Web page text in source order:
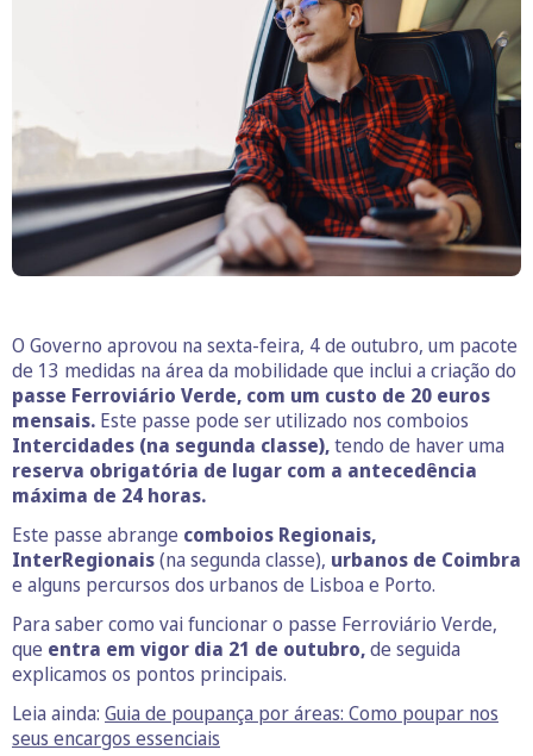
O Governo aprovou na sexta-feira, 4 de outubro, um pacote
de 13 medidas na área da mobilidade que inclui a criação do
passe Ferroviário Verde, com um custo de 20 euros
mensais. Este passe pode ser utilizado nos comboios
Intercidades (na segunda classe),tendo de haver uma
reserva obrigatória de lugar com a antecedência
máxima de 24 horas.
Este passe abrange comboios Regionais,
InterRegionais(na segunda classe), urbanos de Coimbra
e alguns percursos dos urbanos de Lisboa e Porto.
Para saber como vai funcionar o passe Ferroviário Verde,
que entra em vigor dia 21 de outubro,de seguida
explicamos os pontos principais.
Leia ainda: Guia de poupança por áreas: Como poupar nos
seus encargos essenciais